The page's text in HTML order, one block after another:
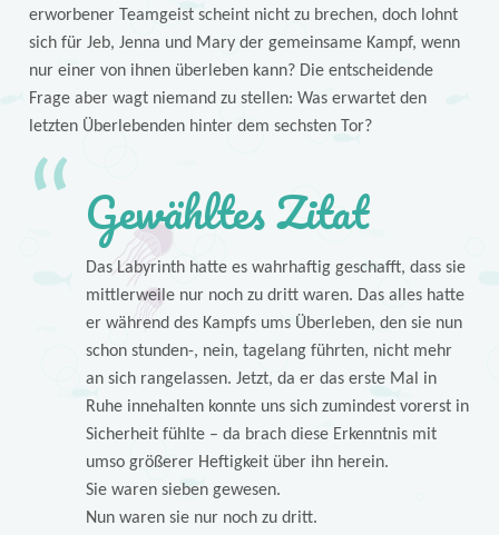
erworbener Teamgeist scheint nicht zu brechen, doch lohnt
sich für Jeb, Jenna und Mary der gemeinsame Kampf, wenn
nur einer von ihnen überleben kann? Die entscheidende
Frage aber wagt niemand zu stellen: Was erwartet den
letzten Überlebenden hinter dem sechsten Tor?
Gewähltes Zitat
Das Labyrinth hatte es wahrhaftig geschafft, dass sie
mittlerweile nur noch zu dritt waren. Das alles hatte
er während des Kampfs ums Überleben, den sie nun
schon stunden-, nein, tagelang führten, nicht mehr
an sich rangelassen. Jetzt, da er das erste Mal in
Ruhe innehalten konnte uns sich zumindest vorerst in
Sicherheit fühlte – da brach diese Erkenntnis mit
umso größerer Heftigkeit über ihn herein.
Sie waren sieben gewesen.
Nun waren sie nur noch zu dritt.